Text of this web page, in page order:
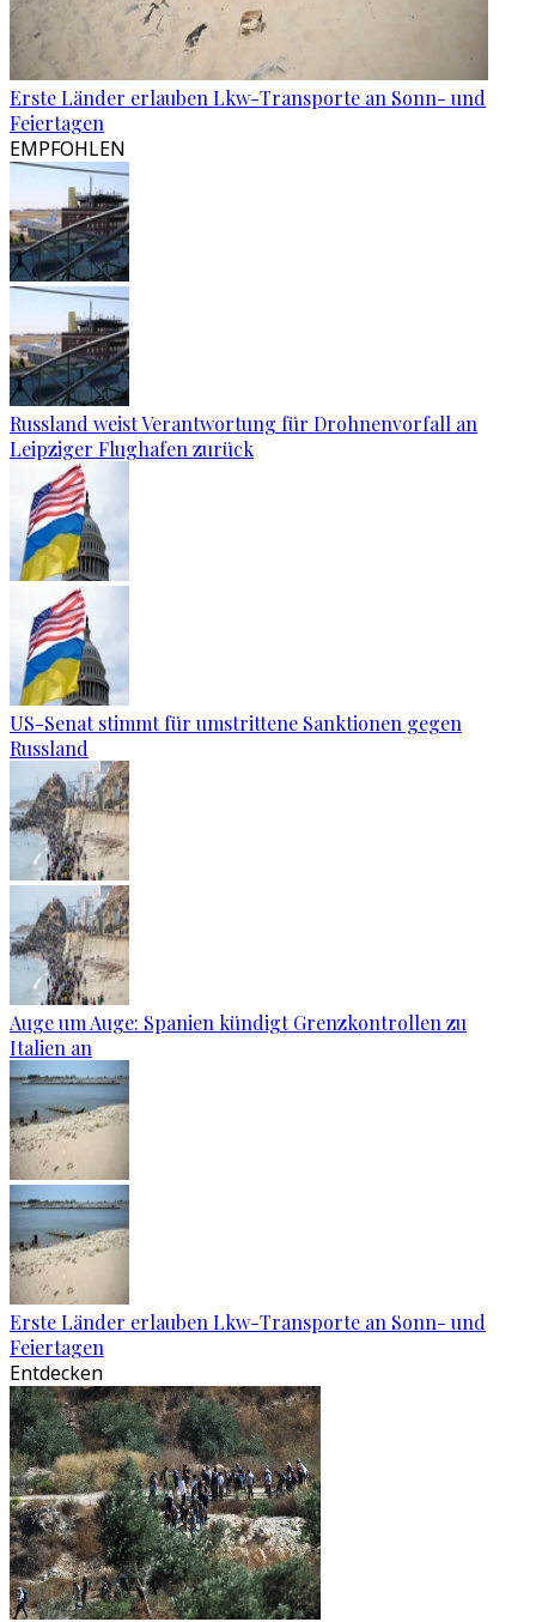
Erste Länder erlauben Lkw-Transporte an Sonn- und
Feiertagen
EMPFOHLEN
Russland weist Verantwortung für Drohnenvorfall an
Leipziger Flughafen zurück
US-Senat stimmt für umstrittene Sanktionen gegen
Russland
Auge um Auge: Spanien kündigt Grenzkontrollen zu
Italien an
Erste Länder erlauben Lkw-Transporte an Sonn- und
Feiertagen
Entdecken